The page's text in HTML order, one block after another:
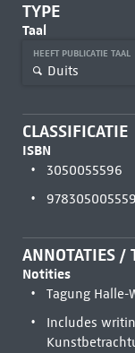
TYPE
Taal
HEEFT PUBLICATIE TAAL
Duits
CLASSIFICATIE
ISBN
3050055596
ANNOTATIES /
Notities
Tagung Halle-
Includes